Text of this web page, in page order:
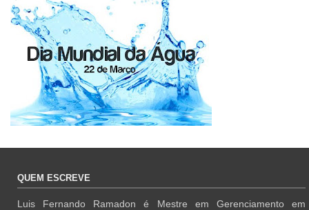
QUEM ESCREVE
Luis Fernando Ramadon é Mestre em Gerenciamento em